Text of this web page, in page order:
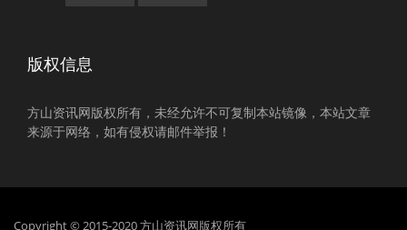
版权信息
方山资讯网版权所有，未经允许不可复制本站镜像，本站文章
来源于网络，如有侵权请邮件举报！
Copyright © 2015-2020 方山资讯网版权所有